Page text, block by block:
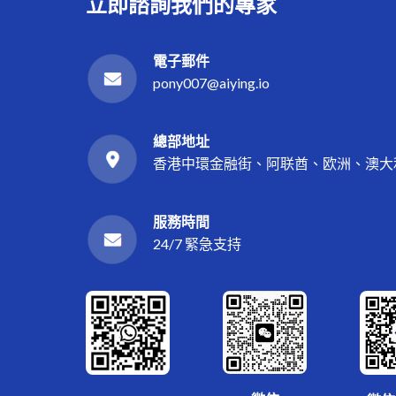
電子郵件
pony007@aiying.io
總部地址
香港中環金融街、阿联酋、欧洲、澳
服務時間
24/7 緊急支持